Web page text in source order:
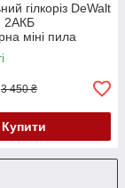
гілкоріз DeWalt
2АКБ
міні пила
5AH Зручна міні
3 450 ₴
Купити